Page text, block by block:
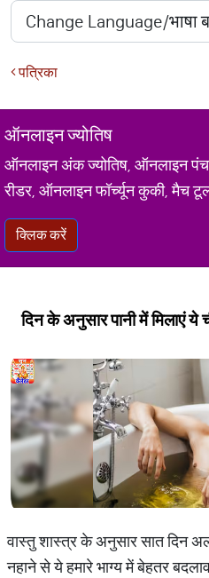
पत्रिका
ऑनलाइन ज्योतिष
ऑनलाइन अंक ज्योतिष, ऑनलाइन
रीडर, ऑनलाइन फॉर्च्यून कुकी, मैच
क्लिक करें
दिन के अनुसार पानी में मिलाएं
वास्तु शास्त्र के अनुसार सात दिन
नहाने से ये हमारे भाग्य में बेहतर